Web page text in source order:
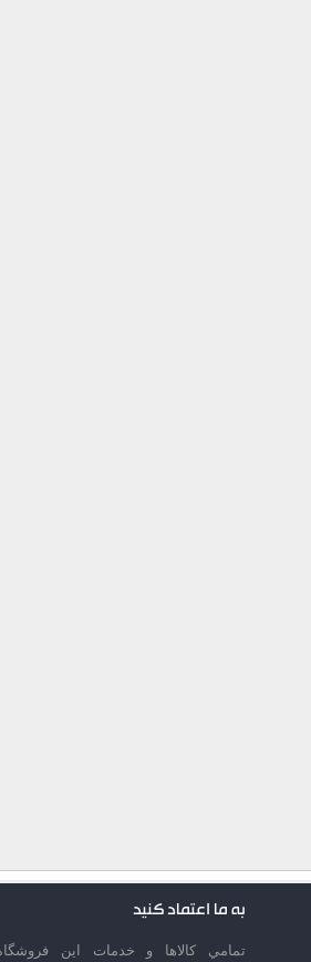
به ما اعتماد کنید
تمامي كالاها و خدمات اين